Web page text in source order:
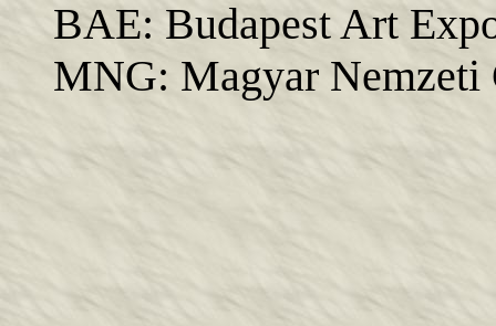
BAE: Budapest Art
MNG: Magyar Nemzeti